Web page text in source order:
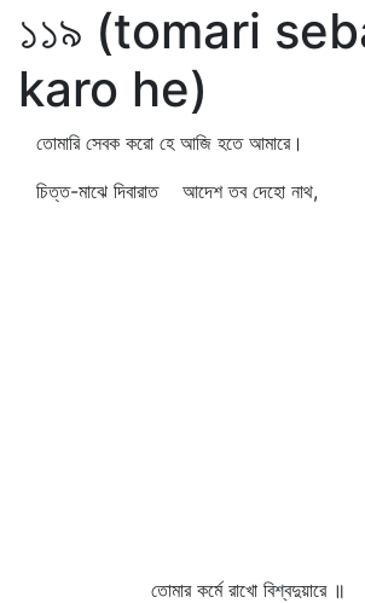
১১৯ (tomari
karo he)
তোমারি সেবক করো হে আজি হতে আমারে।
চিত্ত-মাঝে দিবারাত আদেশ তব দেহো নাথ,
তোমার কর্মে রাখো বিশ্বদুয়ারে ॥